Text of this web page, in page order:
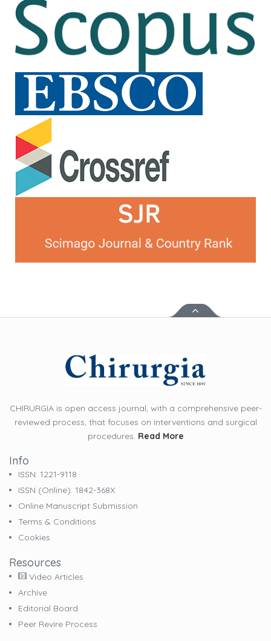
CHIRURGIA is open access journal, with a comprehensive peer-
reviewed process, that focuses on interventions and surgical
procedures. Read More
Info
ISSN: 1221-9118
ISSN (online): 1842-368X
Online Manuscript Submission
Terms & Conditions
Cookies
Resources
Video Articles
Archive
Editorial Board
Peer Revire Process